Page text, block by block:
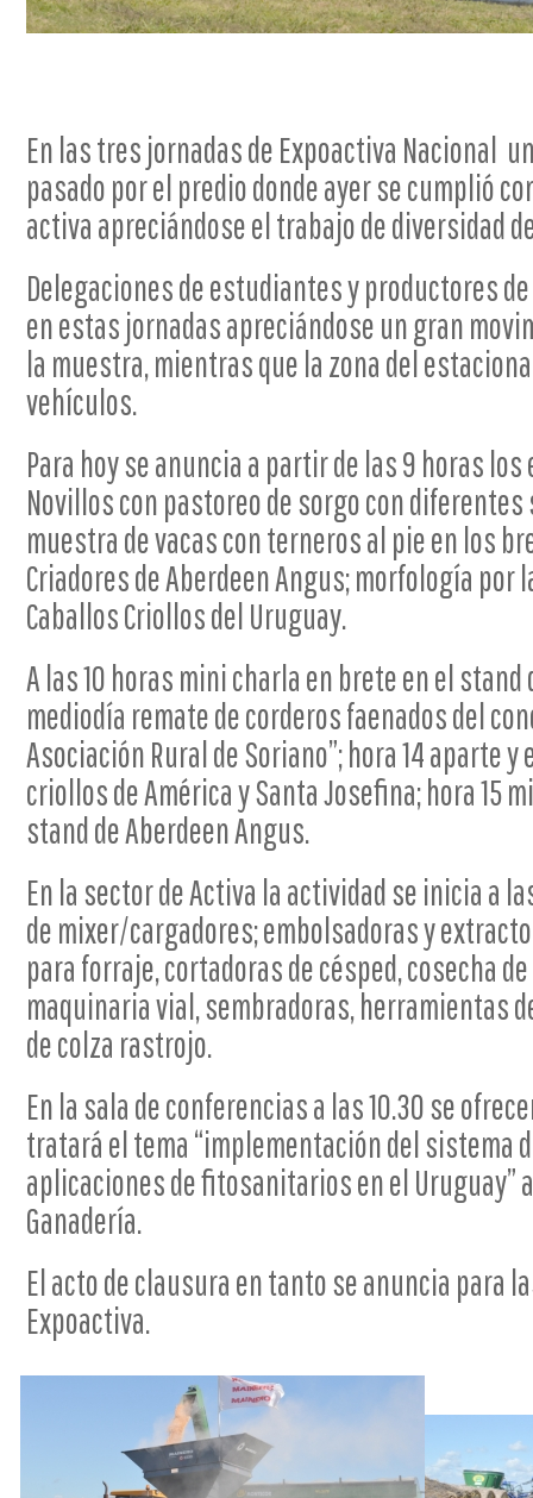
En las tres jornadas de Expoactiva Nacional
pasado por el predio donde ayer se cumplió
activa apreciándose el trabajo de diversidad
Delegaciones de estudiantes y productores
en estas jornadas apreciándose un gran
la muestra, mientras que la zona del
vehículos.
Para hoy se anuncia a partir de las 9 horas
Novillos con pastoreo de sorgo con
muestra de vacas con terneros al pie en los
Criadores de Aberdeen Angus; morfología por
Caballos Criollos del Uruguay.
A las 10 horas mini charla en brete en el stand
mediodía remate de corderos faenados del
Asociación Rural de Soriano”; hora 14 aparte
criollos de América y Santa Josefina; hora 15
stand de Aberdeen Angus.
En la sector de Activa la actividad se inicia a
de mixer/cargadores; embolsadoras y
para forraje, cortadoras de césped, cosecha
maquinaria vial, sembradoras, herramientas
de colza rastrojo.
En la sala de conferencias a las 10.30 se
tratará el tema “implementación del sistema
aplicaciones de fitosanitarios en el Uruguay”
Ganadería.
El acto de clausura en tanto se anuncia para
Expoactiva.